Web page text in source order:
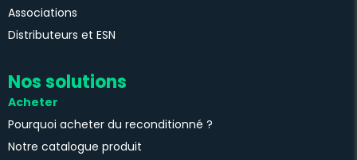
Associations
Distributeurs et ESN
Nos solutions
Acheter
Pourquoi acheter du reconditionné ?
Notre catalogue produit